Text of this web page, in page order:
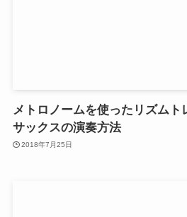
メトロノームを使ったリズムト
サックスの演奏方法
2018年7月25日